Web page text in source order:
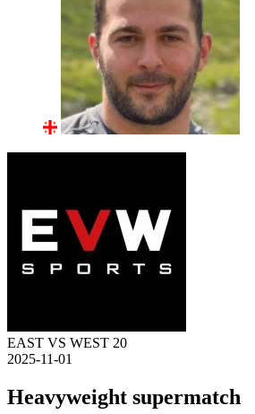
EAST VS WEST 20
2025-11-01
Heavyweight supermatch